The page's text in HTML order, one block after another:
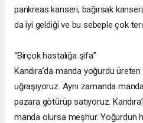
pankreas kanseri, bağırsak
da iyi geldiği ve bu sebeple çok
“Birçok hastalığa şifa”
Kandıra’da manda yoğurdu üreten
uğraşıyoruz. Aynı zamanda
pazara götürüp satıyoruz.
manda olursa meşhur. Yoğurdun